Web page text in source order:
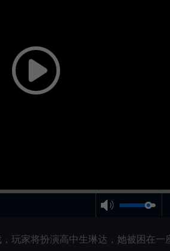
玩家将扮演高中生琳达，她被困在一